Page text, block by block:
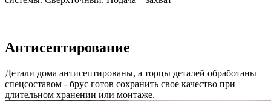
Антисептирование
Детали дома антисептированы, а торцы деталей обработаны
спецсоставом - брус готов сохранить свое качество при
длительном хранении или монтаже.